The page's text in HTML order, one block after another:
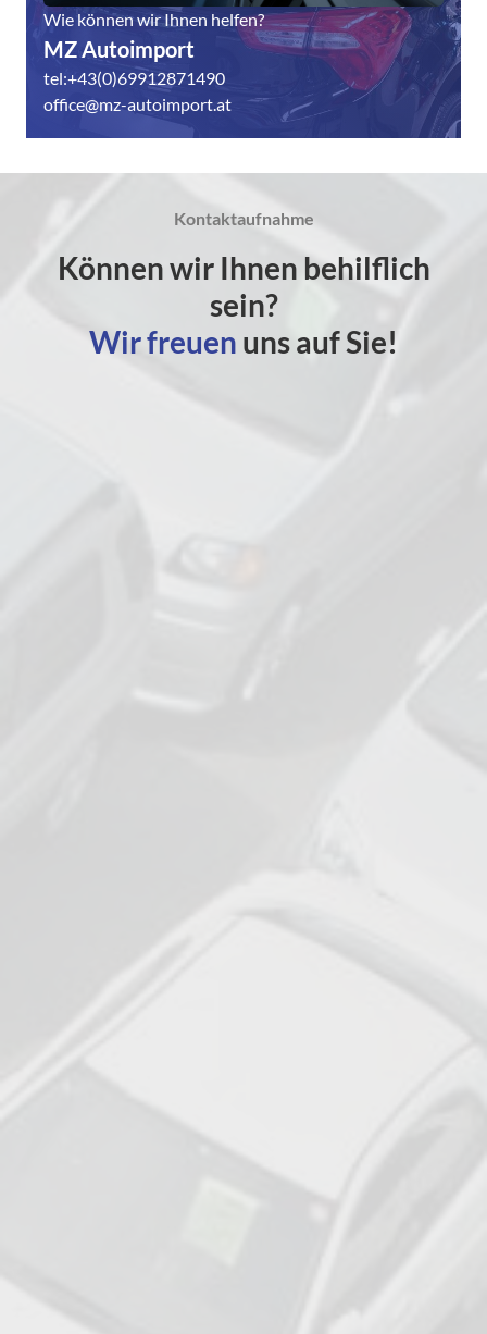
Wie können wir Ihnen helfen?
MZ Autoimport
tel:+43(0)69912871490
office@mz-autoimport.at
Kontaktaufnahme
Können wir Ihnen behilflich
sein?
Wir freuen uns auf Sie!